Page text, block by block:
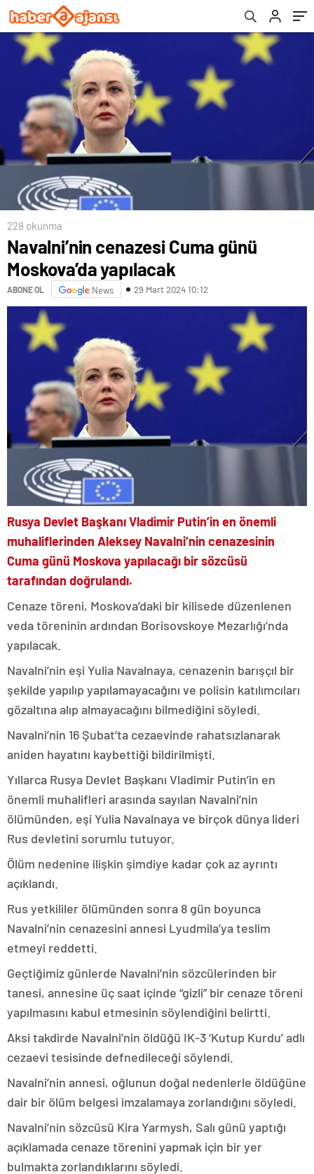
228 okunma
Navalni’nin cenazesi Cuma günü
Moskova’da yapılacak
ABONE OL News 29 Mart 2024 10:12
Rusya Devlet Başkanı Vladimir Putin’in en önemli
muhaliflerinden Aleksey Navalni’nin cenazesinin
Cuma günü Moskova yapılacağı bir sözcüsü
tarafından doğrulandı.
Cenaze töreni, Moskova’daki bir kilisede düzenlenen
veda töreninin ardından Borisovskoye Mezarlığı’nda
yapılacak.
Navalni’nin eşi Yulia Navalnaya, cenazenin barışçıl bir
şekilde yapılıp yapılamayacağını ve polisin katılımcıları
gözaltına alıp almayacağını bilmediğini söyledi.
Navalni’nin 16 Şubat’ta cezaevinde rahatsızlanarak
aniden hayatını kaybettiği bildirilmişti.
Yıllarca Rusya Devlet Başkanı Vladimir Putin’in en
önemli muhalifleri arasında sayılan Navalni’nin
ölümünden, eşi Yulia Navalnaya ve birçok dünya lideri
Rus devletini sorumlu tutuyor.
Ölüm nedenine ilişkin şimdiye kadar çok az ayrıntı
açıklandı.
Rus yetkililer ölümünden sonra 8 gün boyunca
Navalni’nin cenazesini annesi Lyudmila’ya teslim
etmeyi reddetti.
Geçtiğimiz günlerde Navalni’nin sözcülerinden bir
tanesi, annesine üç saat içinde “gizli” bir cenaze töreni
yapılmasını kabul etmesinin söylendiğini belirtti.
Aksi takdirde Navalni’nin öldüğü IK-3 ‘Kutup Kurdu’ adlı
cezaevi tesisinde defnedileceği söylendi.
Navalni’nin annesi, oğlunun doğal nedenlerle öldüğüne
dair bir ölüm belgesi imzalamaya zorlandığını söyledi.
Navalni’nin sözcüsü Kira Yarmysh, Salı günü yaptığı
açıklamada cenaze törenini yapmak için bir yer
bulmakta zorlandıklarını söyledi.